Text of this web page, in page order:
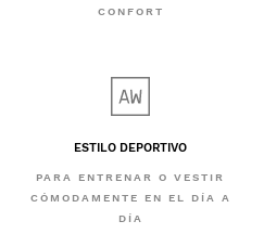
CONFORT
ESTILO DEPORTIVO
PARA ENTRENAR O VESTIR
CÓMODAMENTE EN EL DÍA A
DÍA